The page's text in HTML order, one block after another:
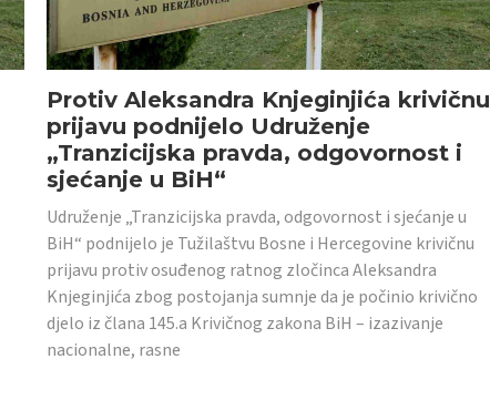
Protiv Aleksandra Knjeginjića krivičnu
prijavu podnijelo Udruženje
„Tranzicijska pravda, odgovornost i
sjećanje u BiH“
Udruženje „Tranzicijska pravda, odgovornost i sjećanje u
BiH“ podnijelo je Tužilaštvu Bosne i Hercegovine krivičnu
prijavu protiv osuđenog ratnog zločinca Aleksandra
Knjeginjića zbog postojanja sumnje da je počinio krivično
djelo iz člana 145.a Krivičnog zakona BiH – izazivanje
nacionalne, rasne